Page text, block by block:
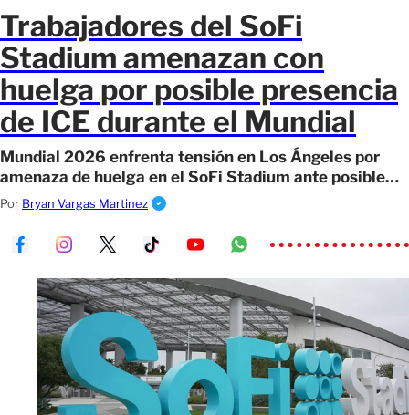
Trabajadores del SoFi
Stadium amenazan con
huelga por posible presencia
de ICE durante el Mundial
Mundial 2026 enfrenta tensión en Los Ángeles por
amenaza de huelga en el SoFi Stadium ante posible
presencia de ICE durante partidos.
Por Bryan Vargas Martinez